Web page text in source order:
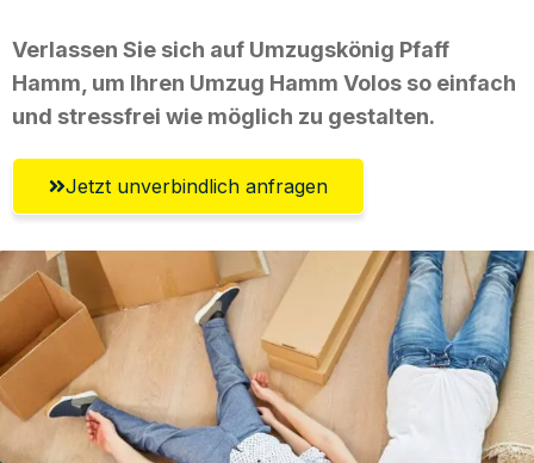
Verlassen Sie sich auf Umzugskönig Pfaff
Hamm, um Ihren Umzug Hamm Volos so einfach
und stressfrei wie möglich zu gestalten.
Jetzt unverbindlich anfragen